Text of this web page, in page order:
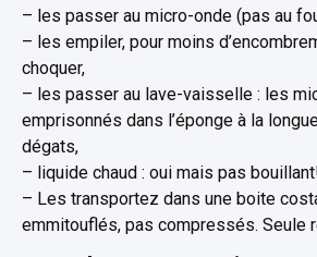
– les passer au micro-onde (pas au
– les empiler, pour moins
choquer,
– les passer au lave-vaisselle : les
emprisonnés dans l’éponge à la
dégats,
– liquide chaud : oui mais pas
– Les transportez dans une boite
emmitouflés, pas compressés. Seule